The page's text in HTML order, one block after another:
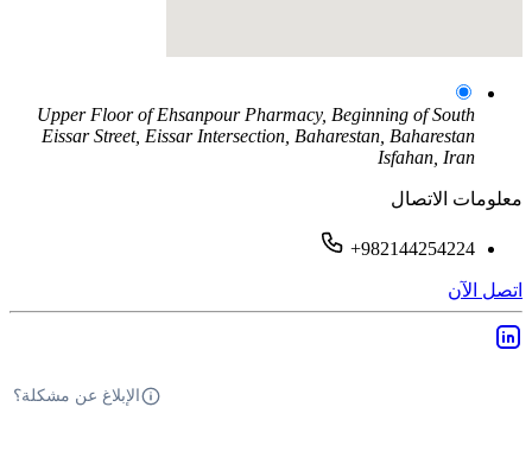
Upper Floor of Ehsanpour Pharmacy, Beginning of South
Eissar Street, Eissar Intersection, Baharestan, Baharestan
Isfahan, Iran
معلومات الاتصال
+982144254224
اتصل الآن
الإبلاغ عن مشكلة؟